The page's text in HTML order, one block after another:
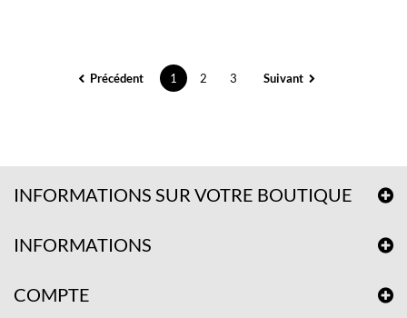
Précédent 1 2 3 Suivant
INFORMATIONS SUR VOTRE BOUTIQUE
INFORMATIONS
COMPTE